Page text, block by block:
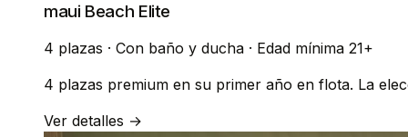
maui Beach Elite
4 plazas · Con baño y ducha · Edad mínima 21+
4 plazas premium en su primer año en flota. La
Ver detalles →